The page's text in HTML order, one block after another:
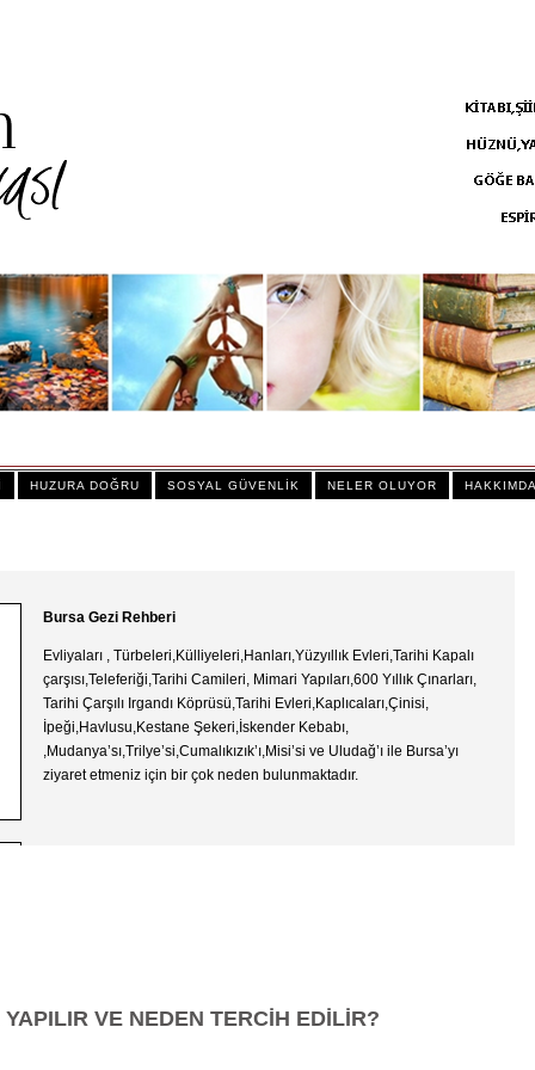
HUZURA DOĞRU SOSYAL GÜVENLİK NELER OLUYOR HAKKIMDA
Bursa Gezi Rehberi
Evliyaları , Türbeleri,Külliyeleri,Hanları,Yüzyıllık Evleri,Tarihi Kapalı
çarşısı,Teleferiği,Tarihi Camileri, Mimari Yapıları,600 Yıllık Çınarları,
Tarihi Çarşılı Irgandı Köprüsü,Tarihi Evleri,Kaplıcaları,Çinisi,
İpeği,Havlusu,Kestane Şekeri,İskender Kebabı,
,Mudanya’sı,Trilye’si,Cumalıkızık’ı,Misi’si ve Uludağ’ı ile Bursa’yı
ziyaret etmeniz için bir çok neden bulunmaktadır.
sağlayacak en önemli yerlerden biri de Çanakkale Şehitliğidir.
VE NEDEN TERCİH EDİLİR?